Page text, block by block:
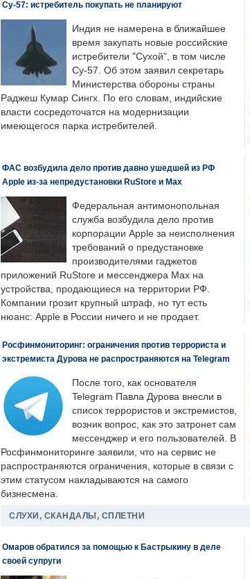
Су-57: истребитель покупать не планируют
Индия не намерена в ближайшее
время закупать новые российские
истребители "Сухой", в том числе
Су-57. Об этом заявил секретарь
Министерства обороны страны
Раджеш Кумар Сингх. По его словам, индийские
власти сосредоточатся на модернизации
имеющегося парка истребителей.
ФАС возбудила дело против давно ушедшей из РФ
Apple из-за непредустановки RuStore и Max
Федеральная антимонопольная
служба возбудила дело против
корпорации Apple за неисполнения
требований о предустановке
производителями гаджетов
приложений RuStore и мессенджера Max на
устройства, продающиеся на территории РФ.
Компании грозит крупный штраф, но тут есть
нюанс: Apple в России ничего и не продает.
Росфинмониторинг: ограничения против террориста и
экстремиста Дурова не распространяются на Telegram
После того, как основателя
Telegram Павла Дурова внесли в
список террористов и экстремистов,
возник вопрос, как это затронет сам
мессенджер и его пользователей. В
Росфинмониторинге заявили, что на сервис не
распространяются ограничения, которые в связи с
этим статусом накладываются на самого
бизнесмена.
СЛУХИ, СКАНДАЛЫ, СПЛЕТНИ
Омаров обратился за помощью к Бастрыкину в деле
своей супруги